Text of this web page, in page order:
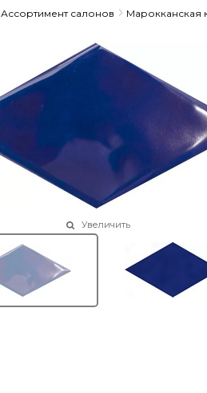
Ассортимент салонов Марокканская
Увеличить